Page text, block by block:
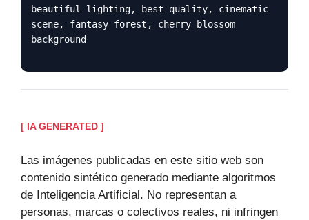
beautiful lighting, best quality, cinematic
scene, fantasy forest, cherry blossom
background
[ IA GENERATED ]
Las imágenes publicadas en este sitio web son
contenido sintético generado mediante algoritmos
de Inteligencia Artificial. No representan a
personas, marcas o colectivos reales, ni infringen